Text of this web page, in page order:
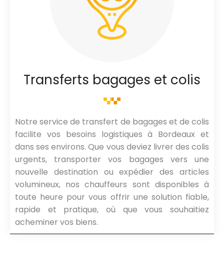
Transferts bagages et colis
Notre service de transfert de bagages et de colis
facilite vos besoins logistiques à Bordeaux et
dans ses environs. Que vous deviez livrer des colis
urgents, transporter vos bagages vers une
nouvelle destination ou expédier des articles
volumineux, nos chauffeurs sont disponibles à
toute heure pour vous offrir une solution fiable,
rapide et pratique, où que vous souhaitiez
acheminer vos biens.